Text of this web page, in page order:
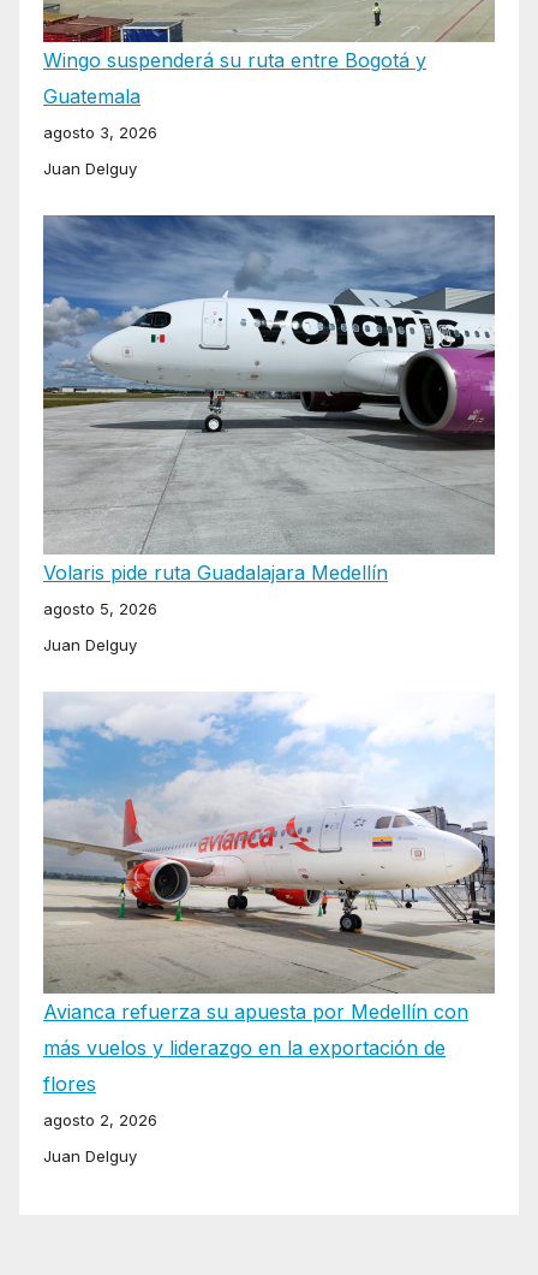
Wingo suspenderá su ruta entre Bogotá y
Guatemala
agosto 3, 2026
Juan Delguy
Volaris pide ruta Guadalajara Medellín
agosto 5, 2026
Juan Delguy
Avianca refuerza su apuesta por Medellín con
más vuelos y liderazgo en la exportación de
flores
agosto 2, 2026
Juan Delguy